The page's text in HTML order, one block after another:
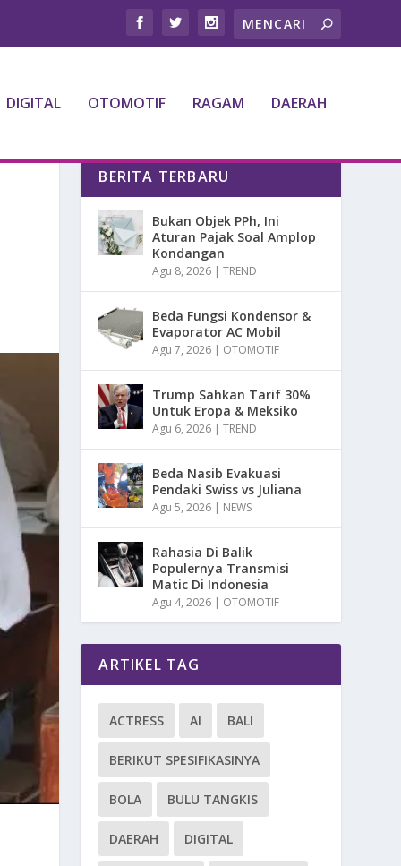
DIGITAL OTOMOTIF RAGAM DAERAH
BERITA TERBARU
Bukan Objek PPh, Ini
Aturan Pajak Soal Amplop
Kondangan
Agu 8, 2026 |TREND
Beda Fungsi Kondensor &
Evaporator AC Mobil
Agu 7, 2026 | OTOMOTIF
Trump Sahkan Tarif 30%
Untuk Eropa & Meksiko
Agu 6, 2026 |TREND
Beda Nasib Evakuasi
Pendaki Swiss vs Juliana
Agu 5, 2026 | NEWS
Rahasia Di Balik
Populernya Transmisi
Matic Di Indonesia
Agu 4, 2026 | OTOMOTIF
ARTIKEL TAG
ACTRESS AI BALI
BERIKUT SPESIFIKASINYA
BOLA BULU TANGKIS
DAERAH DIGITAL